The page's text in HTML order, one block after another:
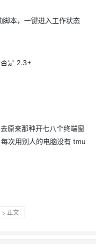
脚本，一键进入工作状态
是 2.3+
原来那种开七八个终端窗
次用别人的电脑没有 tmu
> 正文